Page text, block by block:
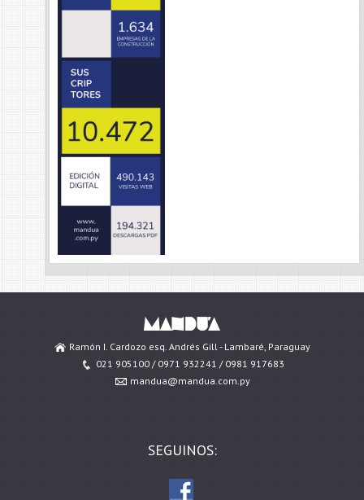
Ramón I. Cardozo esq. Andrés Gill - Lambaré, Paraguay
021 905100 / 0971 932241 / 0981 917683
mandua@mandua.com.py
SEGUINOS: